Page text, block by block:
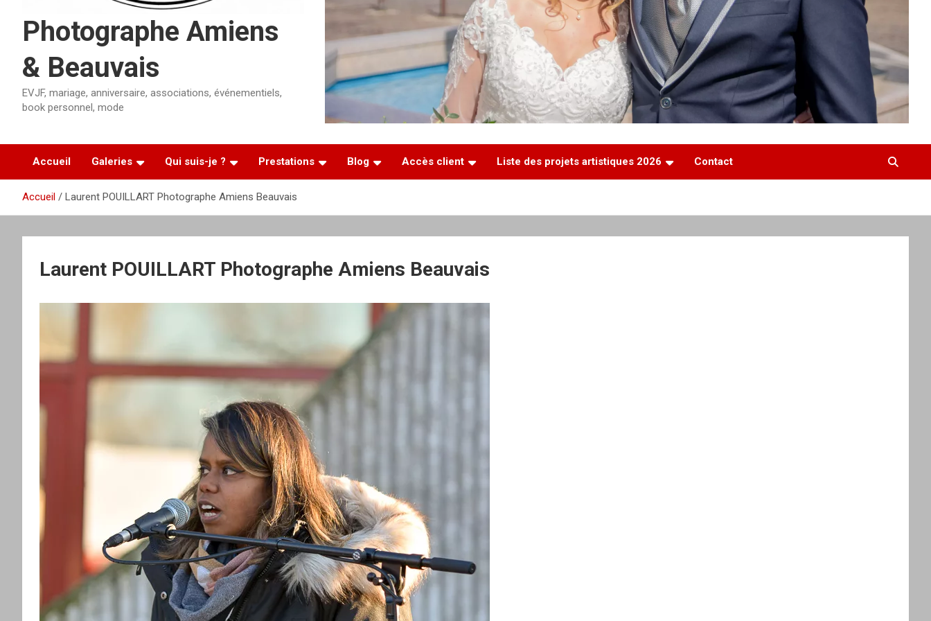
Photographe Amiens
& Beauvais
EVJF, mariage, anniversaire, associations, événementiels,
book personnel, mode
Accueil Galeries Qui suis-je ? Prestations Blog Accès client Liste des projets artistiques 2026 Contact
Accueil Laurent POUILLART Photographe Amiens Beauvais
Laurent POUILLART Photographe Amiens Beauvais